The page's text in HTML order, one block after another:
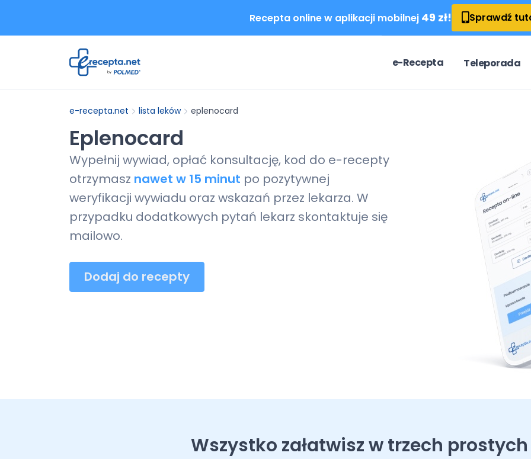
Recepta online w aplikacji mobilnej 49 zł! Sprawdź
e-Recepta Teleporada
e-recepta.net lista leków eplenocard
Eplenocard
Wypełnij wywiad, opłać konsultację, kod do e-recepty
otrzymasz nawet w 15 minut po pozytywnej
weryfikacji wywiadu oraz wskazań przez lekarza. W
przypadku dodatkowych pytań lekarz skontaktuje się
mailowo.
Dodaj do recepty
Wszystko załatwisz w trzech